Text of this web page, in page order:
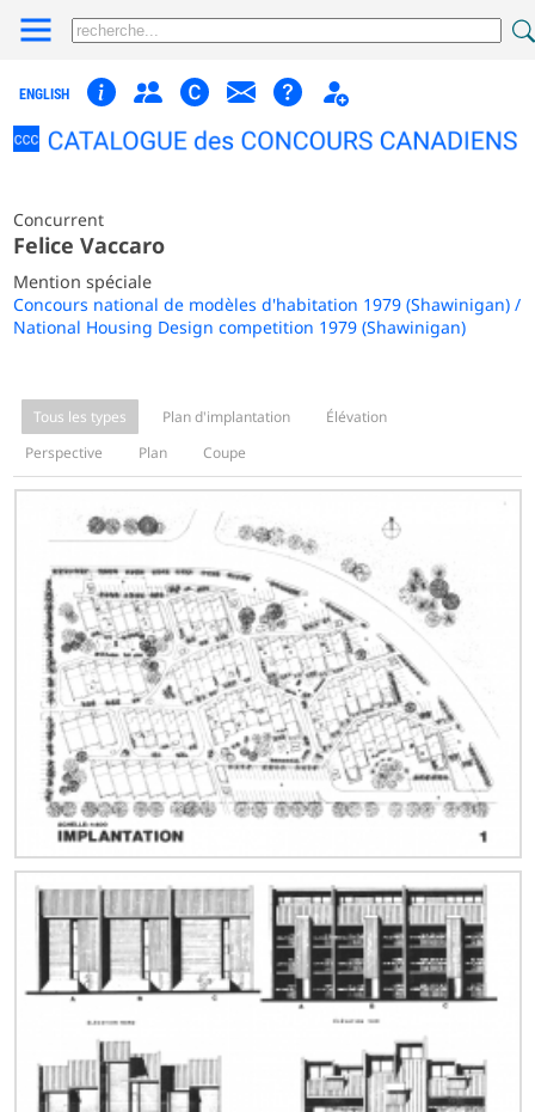
ENGLISH
Concurrent
Felice Vaccaro
Mention spéciale
Concours national de modèles d'habitation 1979 (Shawinigan) /
National Housing Design competition 1979 (Shawinigan)
Tous les types Plan d'implantation
Élévation
Perspective
Plan Coupe